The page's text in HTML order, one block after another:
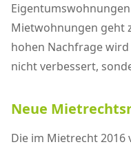
Mietwohnungen geht
hohen Nachfrage
nicht verbessert,
Neue
Die im Mietrecht 2016